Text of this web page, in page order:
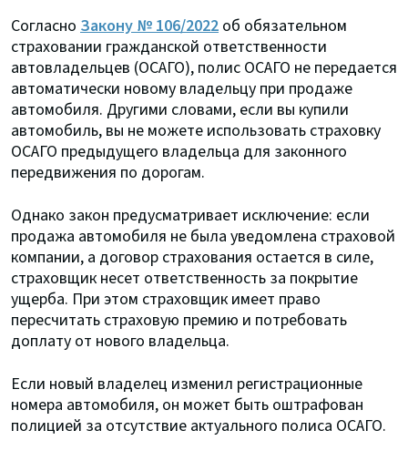
Согласно Закону № 106/2022 об обязательном
страховании гражданской ответственности
автовладельцев (ОСАГО), полис ОСАГО не передается
автоматически новому владельцу при продаже
автомобиля. Другими словами, если вы купили
автомобиль, вы не можете использовать страховку
ОСАГО предыдущего владельца для законного
передвижения по дорогам.
Однако закон предусматривает исключение: если
продажа автомобиля не была уведомлена страховой
компании, а договор страхования остается в силе,
страховщик несет ответственность за покрытие
ущерба. При этом страховщик имеет право
пересчитать страховую премию и потребовать
доплату от нового владельца.
Если новый владелец изменил регистрационные
номера автомобиля, он может быть оштрафован
полицией за отсутствие актуального полиса ОСАГО.